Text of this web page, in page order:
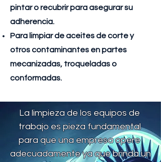
pintar o recubrir para asegurar su
adherencia.
Para limpiar de aceites de corte y
otros contaminantes en partes
mecanizadas, troqueladas o
conformadas.
La limpieza de los equipos de
trabajo es pieza fundamental
para que una empresa opere
adecuadamente ya que brinda un